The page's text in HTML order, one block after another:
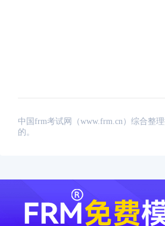
中国frm考试网（www.frm.cn）综合整
的。